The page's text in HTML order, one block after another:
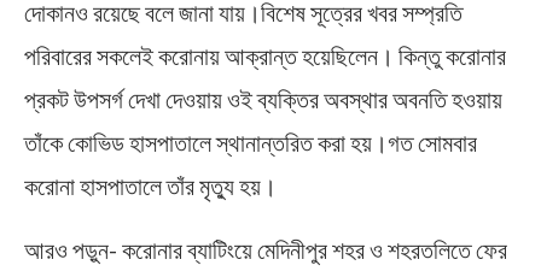
দোকানও রয়েছে বলে জানা যায়।বিশেষ সূত্রের খবর সম্প্রতি
পরিবারের সকলেই করোনায় আক্রান্ত হয়েছিলেন। কিন্তু করোনার
প্রকট উপসর্গ দেখা দেওয়ায় ওই ব্যক্তির অবস্থার ‍অবনতি হওয়ায়
তাঁকে কোভিড হাসপাতালে স্থানান্তরিত করা হয়।গত সোমবার
করোনা হাসপাতালে তাঁর মৃত্যু হয়।
আরও পড়ুন- করোনার ব্যাটিংয়ে মেদিনীপুর শহর ও শহরতলিতে ফের